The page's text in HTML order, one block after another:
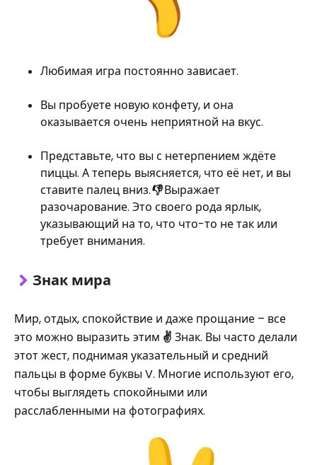
Любимая игра постоянно зависает.
Вы пробуете новую конфету, и она
оказывается очень неприятной на вкус.
Представьте, что вы с нетерпением ждёте
пиццы. А теперь выясняется, что её нет, и вы
ставите палец вниз.👎Выражает
разочарование. Это своего рода ярлык,
указывающий на то, что что-то не так или
требует внимания.
Знак мира
Мир, отдых, спокойствие и даже прощание – все
это можно выразить этим ✌️ Знак. Вы часто делали
этот жест, поднимая указательный и средний
пальцы в форме буквы V. Многие используют его,
чтобы выглядеть спокойными или
расслабленными на фотографиях.